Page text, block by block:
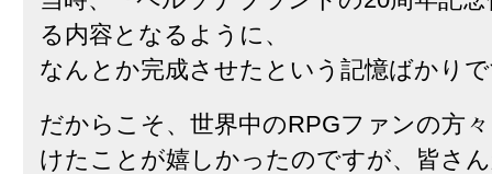
る内容となるように、
なんとか完成させたという記憶ばかり
だからこそ、世界中のRPGファンの方
けたことが嬉しかったのですが、皆さ